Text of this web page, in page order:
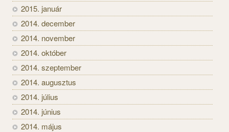
2015. január
2014. december
2014. november
2014. október
2014. szeptember
2014. augusztus
2014. július
2014. június
2014. május